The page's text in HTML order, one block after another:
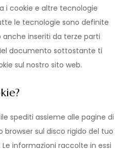
i cookie e altre tecnologie
le tecnologie sono definite
inseriti da terze parti
documento sottostante ti
sul nostro sito web.
spediti assieme alle pagine di
sul disco rigido del tuo
informazioni raccolte in essi